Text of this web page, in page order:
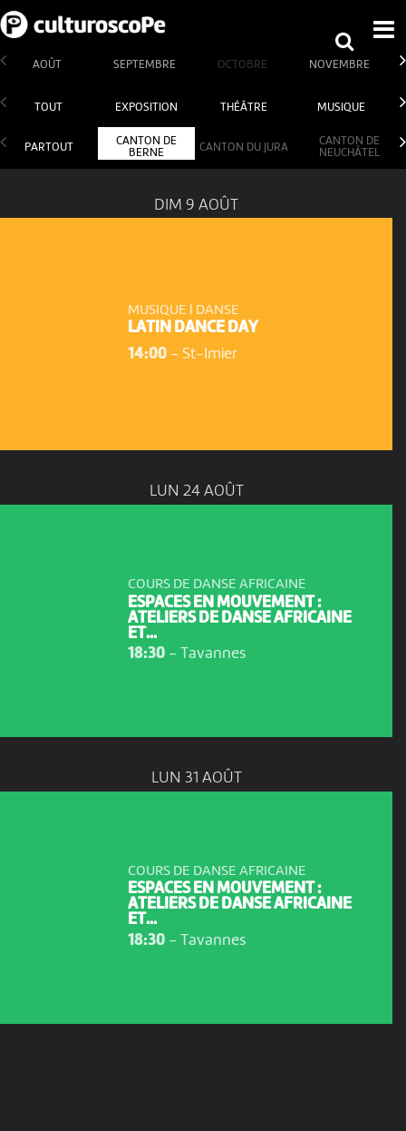
AOÛT SEPTEMBRE OCTOBRE NOVEMBRE
TOUT EXPOSITION THÉÂTRE MUSIQUE
PARTOUT
CANTON DE
BERNE
CANTON DU JURA
CANTON DE
NEUCHÂTEL
DIM 9 AOÛT
MUSIQUE | DANSE
LATIN DANCE DAY
14:00- St-Imier
LUN 24 AOÛT
COURS DE DANSE AFRICAINE
ESPACES EN MOUVEMENT :
ATELIERS DE DANSE AFRICAINE
ET...
18:30- Tavannes
LUN 31 AOÛT
COURS DE DANSE AFRICAINE
ESPACES EN MOUVEMENT :
ATELIERS DE DANSE AFRICAINE
ET...
18:30- Tavannes